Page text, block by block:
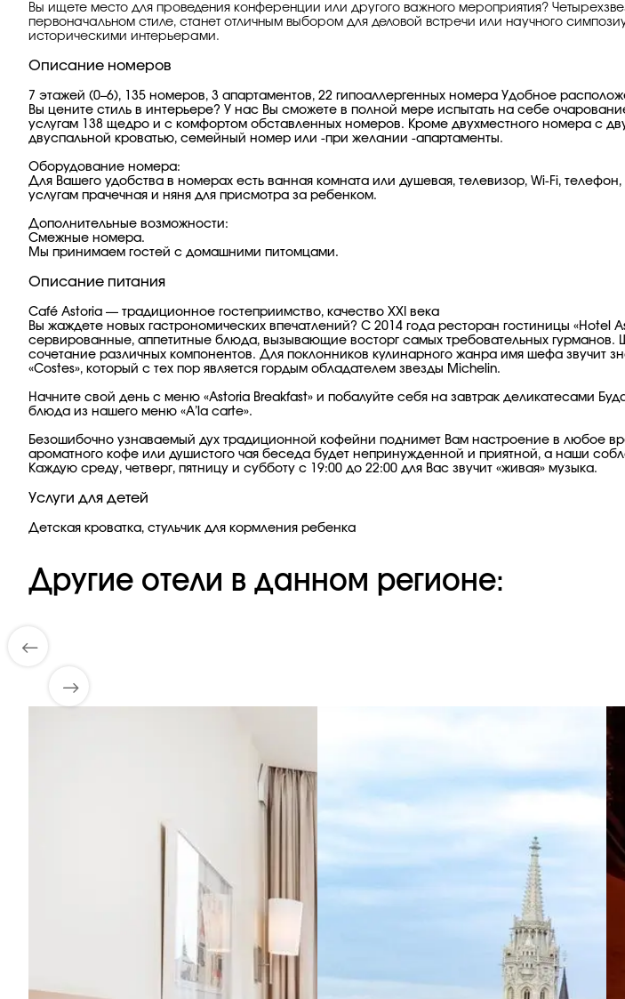
Вы ищете место для проведения конференции или другого важного мероприятия?
первоначальном стиле, станет отличным выбором для деловой встречи или научного
историческими интерьерами.
Описание номеров
7 этажей (0–6), 135 номеров, 3 апартаментов, 22 гипоаллергенных номера Удобное
Вы цените стиль в интерьере? У нас Вы сможете в полной мере испытать на себе
услугам 138 щедро и с комфортом обставленных номеров. Кроме двухместного номера с
двуспальной кроватью, семейный номер или -при желании -апартаменты.
Оборудование номера:
Для Вашего удобства в номерах есть ванная комната или душевая, телевизор, Wi-Fi,
услугам прачечная и няня для присмотра за ребенком.
Дополнительные возможности:
Смежные номера.
Мы принимаем гостей с домашними питомцами.
Описание питания
Café Astoria — традиционное гостеприимство, качество ХХI века
Вы жаждете новых гастрономических впечатлений? С 2014 года ресторан гостиницы
сервированные, аппетитные блюда, вызывающие восторг самых требовательных
сочетание различных компонентов. Для поклонников кулинарного жанра имя шефа звучит
«Costes», который с тех пор является гордым обладателем звезды Michelin.
Начните свой день с меню «Astoria Breakfast» и побалуйте себя на завтрак деликатесами
блюда из нашего меню «A’la carte».
Безошибочно узнаваемый дух традиционной кофейни поднимет Вам настроение в любое
ароматного кофе или душистого чая беседа будет непринужденной и приятной, а наши
Каждую среду, четверг, пятницу и субботу с 19:00 до 22:00 для Вас звучит «живая» музыка.
Услуги для детей
Детская кроватка, стульчик для кормления ребенка
Другие отели в данном регионе: